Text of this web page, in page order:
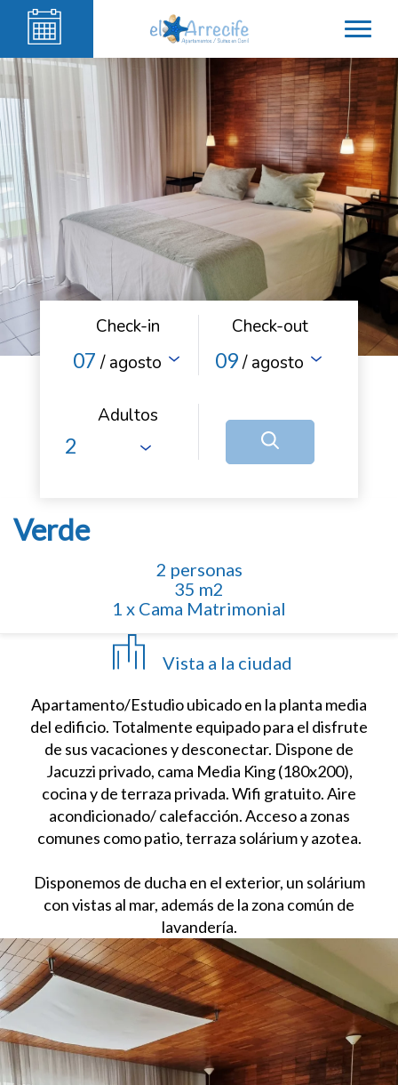
Check-in
07 / agosto
Check-out
09/ agosto
Adultos
Verde
2 personas
35 m2
1 x Cama Matrimonial
Vista a la ciudad
Apartamento/Estudio ubicado en la planta media
del edificio. Totalmente equipado para el disfrute
de sus vacaciones y desconectar. Dispone de
Jacuzzi privado, cama Media King (180x200),
cocina y de terraza privada. Wifi gratuito. Aire
acondicionado/ calefacción. Acceso a zonas
comunes como patio, terraza solárium y azotea.
Disponemos de ducha en el exterior, un solárium
con vistas al mar, además de la zona común de
lavandería.